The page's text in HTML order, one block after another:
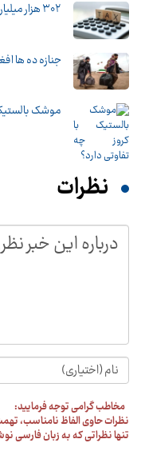
۳۰۲ هزار میلیارد تومان درآمد دولت از دست رفت!
جنازه ده ها
موشک بالستیک
نظرات
مخاطب گرامی توجه فرمایید:
نظرات حاوی الفاظ نامناسب،
تنها نظراتی که به زبان فارسی